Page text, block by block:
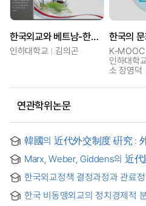
한국외교와 베트남-한국관계
인하대학교 김의곤
K-MOOC
인하대학
소 장영덕
연관학위논문
韓國의 近代外交制度 硏究 :
중심으로 = (A)study on
institution: analysis on
Marx, Weber, Giddens의 近
한국외교정책 결정과정과 관료
decision-making process and
politics
한국 비동맹외교의 정치경제적